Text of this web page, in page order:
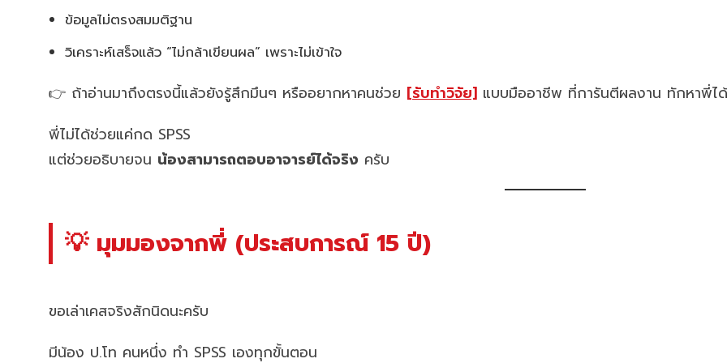
ข้อมูลไม่ตรงสมมติฐาน
วิเคราะห์เสร็จแล้ว “ไม่กล้าเขียนผล” เพราะไม่เข้าใจ
👉 ถ้าอ่านมาถึงตรงนี้แล้วยังรู้สึกมึนๆ หรืออยากหาคนช่วย [รับทำวิจัย] แบบมืออาชีพ ที่การันตีผลงาน ทักหาพี่ได้
พี่ไม่ได้ช่วยแค่กด SPSS
แต่ช่วยอธิบายจน น้องสามารถตอบอาจารย์ได้จริง ครับ
💡 มุมมองจากพี่ (ประสบการณ์ 15 ปี)
ขอเล่าเคสจริงสักนิดนะครับ
มีน้อง ป.โท คนหนึ่ง ทำ SPSS เองทุกขั้นตอน